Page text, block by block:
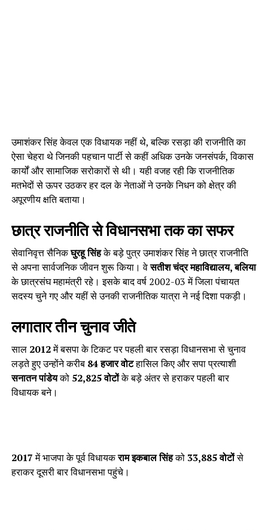
उमाशंकर सिंह केवल एक विधायक नहीं थे, बल्कि रसड़ा की राजनीति का
ऐसा चेहरा थे जिनकी पहचान पार्टी से कहीं अधिक उनके जनसंपर्क, विकास
कार्यों और सामाजिक सरोकारों से थी। यही वजह रही कि राजनीतिक
मतभेदों से ऊपर उठकर हर दल के नेताओं ने उनके निधन को क्षेत्र की
अपूरणीय क्षति बताया।
छात्र राजनीति से विधानसभा तक का सफर
सेवानिवृत्त सैनिकघुरहू सिंहके बड़े पुत्र उमाशंकर सिंह ने छात्र राजनीति
से अपना सार्वजनिक जीवन शुरू किया। वेसतीश चंद्र महाविद्यालय, बलिया
के छात्रसंघ महामंत्री रहे। इसके बाद वर्ष 2002-03 में जिला पंचायत
सदस्य चुने गए और यहीं से उनकी राजनीतिक यात्रा ने नई दिशा पकड़ी।
लगातार तीन चुनाव जीते
साल 2012में बसपा के टिकट पर पहली बार रसड़ा विधानसभा से चुनाव
लड़ते हुए उन्होंने करीब 84 हजार वोटहासिल किए और सपा प्रत्याशी
सनातन पांडेयको 52,825 वोटोंके बड़े अंतर से हराकर पहली बार
विधायक बने।
2017में भाजपा के पूर्व विधायकराम इकबाल सिंहको 33,885 वोटोंसे
हराकर दूसरी बार विधानसभा पहुंचे।